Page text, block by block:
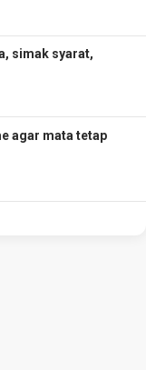
simak syarat,
agar mata tetap